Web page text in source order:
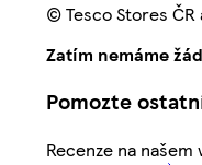
© Tesco Stores ČR
Zatím nemáme
Pomozte
Recenze na